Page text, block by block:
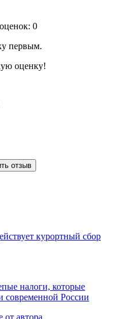
0
первым.
оценку!
отзыв
курортный сбор
налоги, которые
современной России
от автора